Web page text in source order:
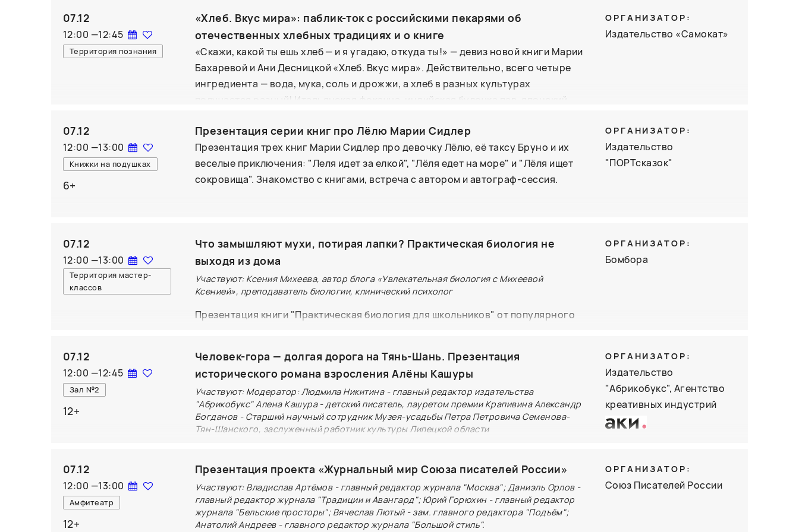
незамеченными.
без органов" Арто...). Представлена практика "писательского органона с
текстами и обсуждениями выпускников Московской школы нового кино и
Литературных курсов им.А.П. и М.А.Чеховых (актеры, режиссеры, художники,
писатели).
07.12
12:00 —12:45
Территория познания
«Хлеб. Вкус мира»: паблик-ток с российскими пекарями об
отечественных хлебных традициях и о книге
«Скажи, какой ты ешь хлеб — и я угадаю, откуда ты!» — девиз новой книги Марии
Бахаревой и Ани Десницкой «Хлеб. Вкус мира». Действительно, всего четыре
ингредиента — вода, мука, соль и дрожжи, а хлеб в разных культурах
получается разный! Итальянская фокачча, индийская булочка пав, японский
настоящее кругосветное путешествие по пекарням и традициям разных
континентов! О том, какой хлеб любят, готовят и едят в России, говорим с
Ольгой Киселёвой, сооснователем и шеф-пекарем сети московских пекарен
Masa Madre и Юлией Алимовой, руководителем направления хлебобулочные
ОРГАНИЗАТОР:
Издательство «Самокат»
07.12
12:00 —13:00
Книжки на подушках
6+
Презентация серии книг про Лёлю Марии Сидлер
Презентация трех книг Марии Сидлер про девочку Лёлю, её таксу Бруно и их
веселые приключения: "Леля идет за елкой", "Лёля едет на море" и "Лёля ищет
сокровища". Знакомство с книгами, встреча с автором и автограф-сессия.
ОРГАНИЗАТОР:
Издательство
"ПОРТсказок"
07.12
12:00 —13:00
Территория мастер-
классов
Что замышляют мухи, потирая лапки? Практическая биология не
выходя из дома
Участвуют: Ксения Михеева, автор блога «Увлекательная биология с Михеевой
Ксенией», преподаватель биологии, клинический психолог
Презентация книги "Практическая биология для школьников" от популярного
на вопросы, часто возникающие у детей и взрослых, например: - Что
замышляют мухи, потирая лапки? - Как работает мыло-скраб? - Почему так
важно следить за влажностью в доме? - Кто живет в нашей спальне вместе с
нами? «Книги содержит проиллюстрированные шуточные истории о реальных
биологических процессах и явлениях вокруг и внутри нас».
ОРГАНИЗАТОР:
Бомбора
07.12
12:00 —12:45
Зал №2
12+
Человек-гора — долгая дорога на Тянь-Шань. Презентация
исторического романа взросления Алёны Кашуры
Участвуют: Модератор: Людмила Никитина - главный редактор издательства
"Абрикобукс" Алена Кашура - детский писатель, лауретом премии Крапивина Александр
Богданов - Старший научный сотрудник Музея-усадьбы Петра Петровича Семенова-
Тян-Шанского, заслуженный работник культуры Липецкой области
первооткрыватель. О нём пишут научные работы, ему посвящают выставки и
исследования, а Российское Географическое общество до сих пор вручает
награду имени этого выдающегося человека. Однако детство и юность Петра
были вовсе не простыми: болезнь матери и огромная ответственность, лёгшая
ОРГАНИЗАТОР:
Издательство
"Абрикобукс", Агентство
креативных индустрий
07.12
12:00 —13:00
Амфитеатр
12+
Презентация проекта «Журнальный мир Союза писателей России»
Участвуют: Владислав Артёмов - главный редактор журнала "Москва"; Даниэль Орлов -
главный редактор журнала "Традиции и Авангард"; Юрий Горюхин - главный редактор
журнала "Бельские просторы"; Вячеслав Лютый - зам. главного редактора "Подъём";
Анатолий Андреев - главного редактор журнала "Большой стиль".
ОРГАНИЗАТОР:
Союз Писателей России